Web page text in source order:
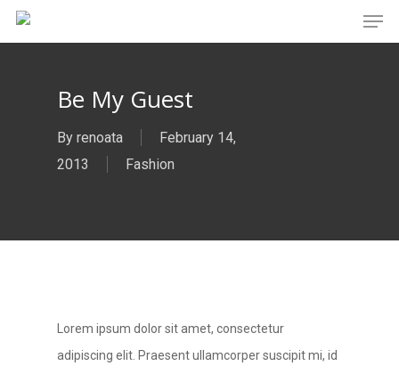
Skip
Be My Guest
By renoata
February 14,
2013
Fashion
Lorem ipsum dolor sit amet, consectetur
adipiscing elit. Praesent ullamcorper suscipit mi, id